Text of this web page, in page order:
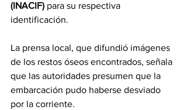
(INACIF) para su respectiva
identificación.
La prensa local, que difundió imágenes
de los restos óseos encontrados, señala
que las autoridades presumen que la
embarcación pudo haberse desviado
por la corriente.